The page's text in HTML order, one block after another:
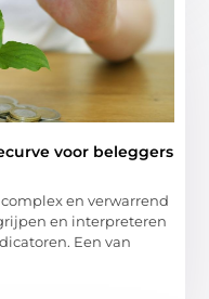
voor beleggers
en verwarrend
en interpreteren
Een van